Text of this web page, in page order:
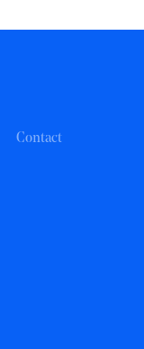
Contact